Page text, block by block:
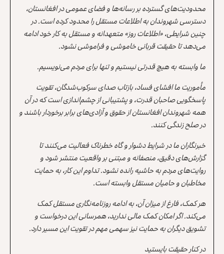
محدودیت‌های گسترده بر رسانه‌ها و فضای عمومی در افغانستان،
دسترسی شهروندان به اطلاعات مستقل را محدود کرده است. در
چنین شرایطی، «اطلاعات روز» متعهدانه و مستقل به کار خود ادامه
می‌دهد تا حقیقت قربانی خاموشی و فراموشی نشود.
ما وابسته به هیچ قدرتی نیستیم و تنها برای مردم می‌نویسیم.
مأموریت ما افشای فساد، بازتاب صدای سرکوب‌شدگان، تقویت
پاسخگویی صاحبان قدرت، و پشتیبانی از چشم‌اندازی است که در آن
همه شهروندان افغانستان از حقوق و آزادی‌های برابر برخوردار باشند و
در صلح زندگی کنند.
خبرنگاران ما در شرایط دشوار و گاه خطرناک فعالیت می‌کنند تا
گزارش‌های دقیق، منصفانه و مبتنی بر واقعیت منتشر شود و
روایت‌های مردم به حاشیه رانده نشود. تداوم این کار، به حمایت
مخاطبان و حامیان مستقل وابسته است.
هر کمک، فارغ از میزان آن، به ادامه روزنامه‌نگاری مستقل کمک
می‌کند. اگر امکان کمک مالی ندارید، همرسانی این درخواست و
تشویق دیگران به حمایت نیز سهمی مهم در تقویت این مسیر دارد.
در کنار حقیقت بایستید